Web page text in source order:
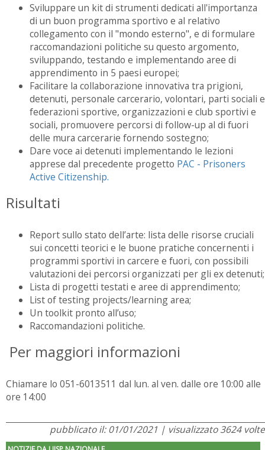
Sviluppare un kit di strumenti dedicati all'importanza
di un buon programma sportivo e al relativo
collegamento con il "mondo esterno", e di formulare
raccomandazioni politiche su questo argomento,
sviluppando, testando e implementando aree di
apprendimento in 5 paesi europei;
Facilitare la collaborazione innovativa tra prigioni,
detenuti, personale carcerario, volontari, parti sociali e
federazioni sportive, organizzazioni e club sportivi e
sociali, promuovere percorsi di follow-up al di fuori
delle mura carcerarie fornendo sostegno;
Dare voce ai detenuti implementando le lezioni
apprese dal precedente progetto PAC - Prisoners
Active Citizenship.
Risultati
Report sullo stato dell’arte: lista delle risorse cruciali
sui concetti teorici e le buone pratiche concernenti i
programmi sportivi in carcere e fuori, con possibili
valutazioni dei percorsi organizzati per gli ex detenuti;
Lista di progetti testati e aree di apprendimento;
List of testing projects/learning area;
Un toolkit pronto all’uso;
Raccomandazioni politiche.
Per maggiori informazioni
Chiamare lo 051-6013511 dal lun. al ven. dalle ore 10:00 alle
ore 14:00
pubblicato il: 01/01/2021 | visualizzato 3624 volte